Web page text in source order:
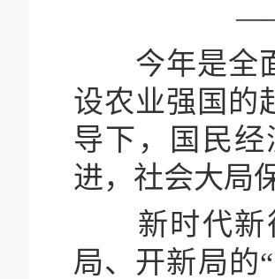
今年是全面
设农业强国的
导下，国民
进，社会大局
新时代新征
局、开新局的